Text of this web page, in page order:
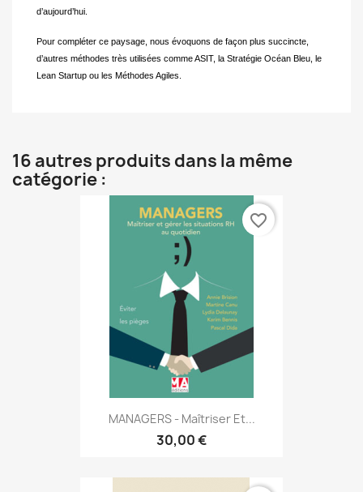
d’aujourd’hui.
Pour compléter ce paysage, nous évoquons de façon plus succincte,
d’autres méthodes très utilisées comme ASIT, la Stratégie Océan Bleu, le
Lean Startup ou les Méthodes Agiles.
16 autres produits dans la même
catégorie :
MANAGERS - Maîtriser Et...
30,00 €
favorite_border